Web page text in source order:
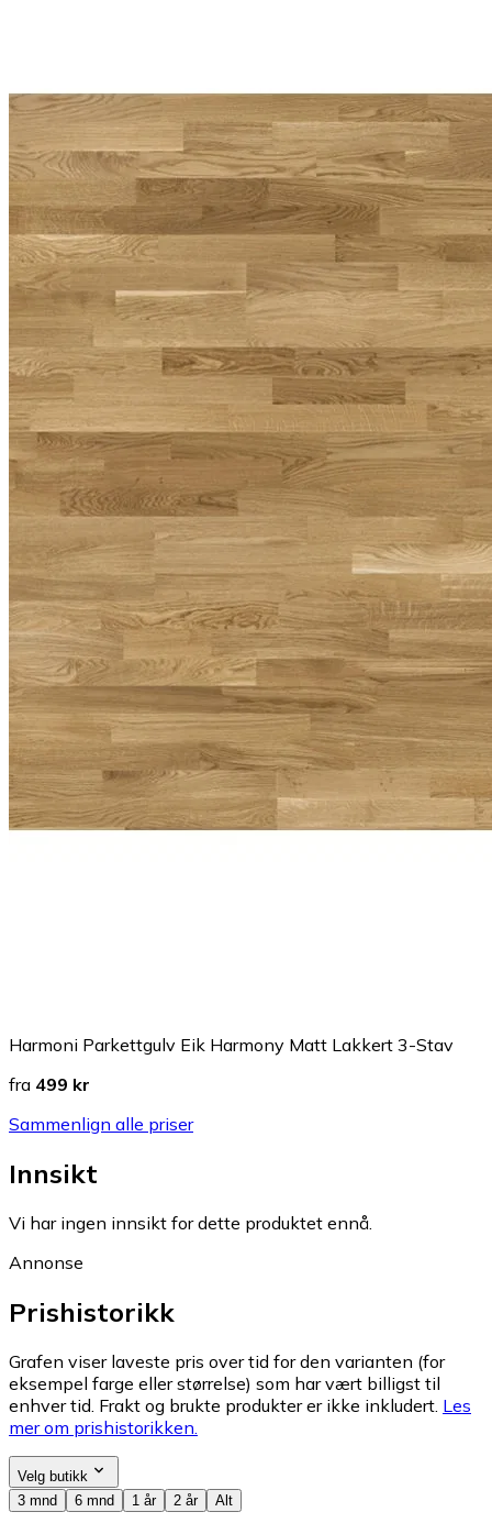
Harmoni Parkettgulv Eik Harmony Matt Lakkert 3-Stav
fra 499 kr
Sammenlign alle priser
Innsikt
Vi har ingen innsikt for dette produktet ennå.
Annonse
Prishistorikk
Grafen viser laveste pris over tid for den varianten (for
eksempel farge eller størrelse) som har vært billigst til
enhver tid. Frakt og brukte produkter er ikke inkludert. Les
mer om prishistorikken.
Velg butikk
3 mnd
6 mnd 1 år 2 år Alt